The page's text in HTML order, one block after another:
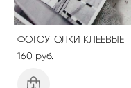
ФОТОУГОЛКИ КЛЕЕВЫЕ
160 pуб.